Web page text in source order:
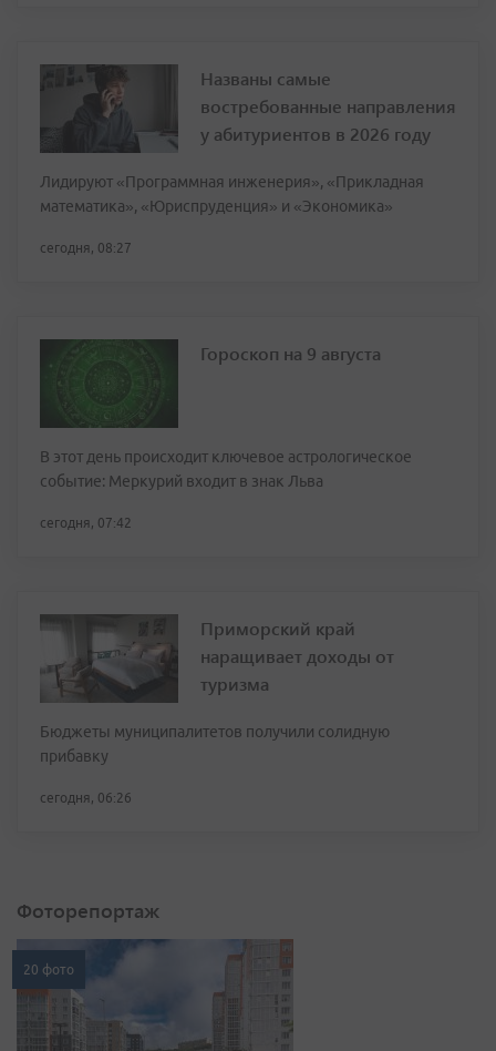
Названы самые
востребованные направления
у абитуриентов в 2026 году
Лидируют «Программная инженерия», «Прикладная
математика», «Юриспруденция» и «Экономика»
сегодня, 08:27
Гороскоп на 9 августа
В этот день происходит ключевое астрологическое
событие: Меркурий входит в знак Льва
сегодня, 07:42
Приморский край
наращивает доходы от
туризма
Бюджеты муниципалитетов получили солидную
прибавку
сегодня, 06:26
Фоторепортаж
20 фото